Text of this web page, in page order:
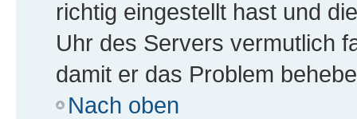
richtig eingestellt hast und
Uhr des Servers vermutlich
damit er das Problem
Nach oben